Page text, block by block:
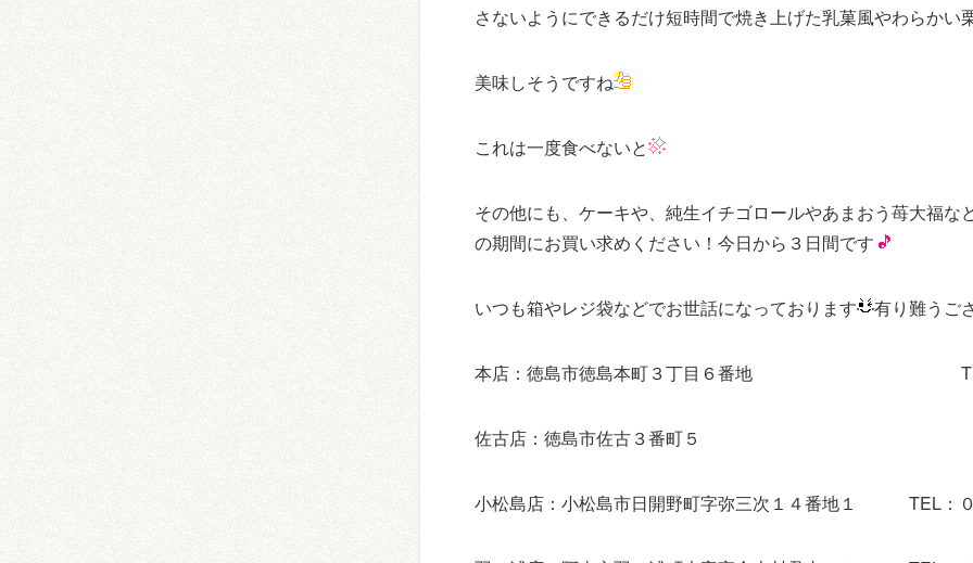
さないようにできるだけ短時間で焼き上げた乳菓風やわらかい
美味しそうですね
これは一度食べないと
その他にも、ケーキや、純生イチゴロールやあまおう苺大福
の期間にお買い求めください！今日から３日間です
いつも箱やレジ袋などでお世話になっております 有り難うご
本店：徳島市徳島本町３丁目６番地 TEL：０
佐古店：徳島市佐古３番町５ TEL：０
小松島店：小松島市日開野町字弥三次１４番地１ TEL：０